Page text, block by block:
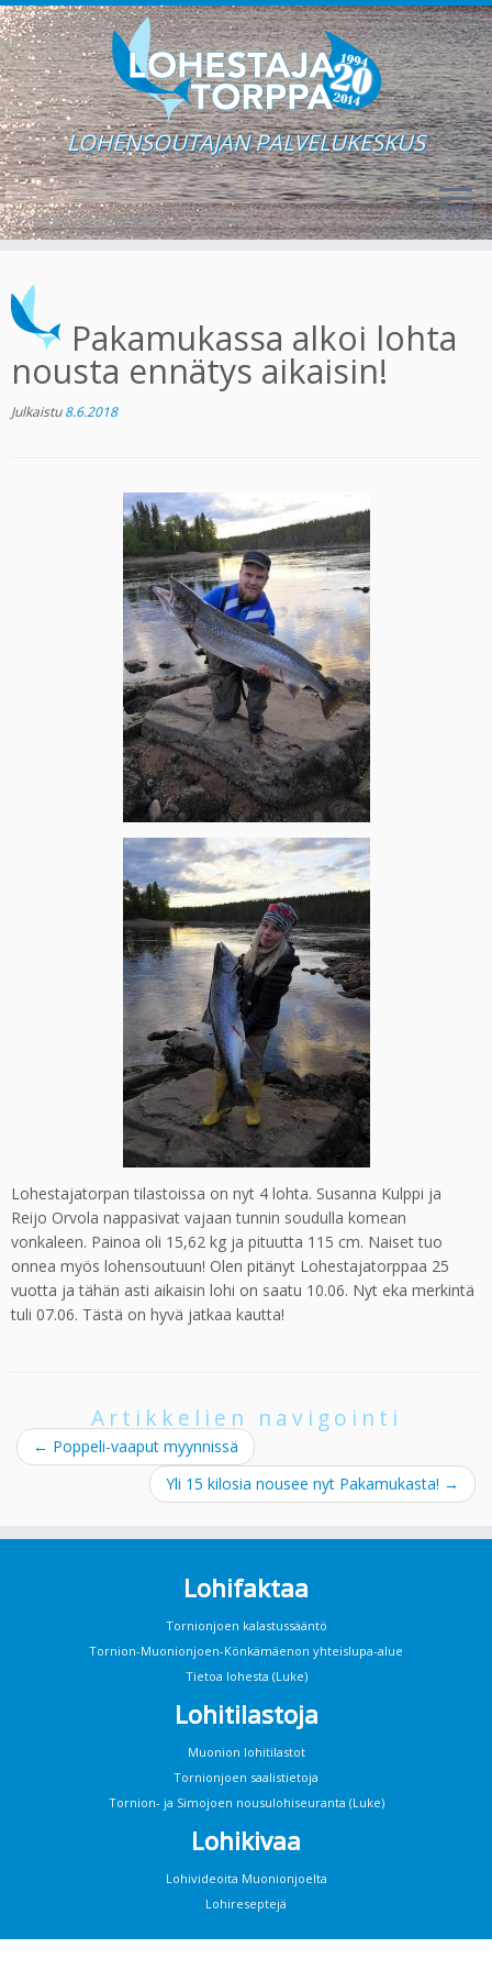
content
LOHENSOUTAJAN PALVELUKESKUS
Pakamukassa alkoi lohta
nousta ennätys aikaisin!
Julkaistu8.6.2018
Lohestajatorpan tilastoissa on nyt 4 lohta. Susanna Kulppi ja
Reijo Orvola nappasivat vajaan tunnin soudulla komean
vonkaleen. Painoa oli 15,62 kg ja pituutta 115 cm. Naiset tuo
onnea myös lohensoutuun! Olen pitänyt Lohestajatorppaa 25
vuotta ja tähän asti aikaisin lohi on saatu 10.06. Nyt eka merkintä
tuli 07.06. Tästä on hyvä jatkaa kautta!
Artikkelien navigointi
← Poppeli-vaaput myynnissä
Yli 15 kilosia nousee nyt Pakamukasta! →
Lohifaktaa
Tornionjoen kalastussääntö
Tornion-Muonionjoen-Könkämäenon yhteislupa-alue
Tietoa lohesta (Luke)
Lohitilastoja
Muonion lohitilastot
Tornionjoen saalistietoja
Tornion- ja Simojoen nousulohiseuranta (Luke)
Lohikivaa
Lohivideoita Muonionjoelta
Lohireseptejä